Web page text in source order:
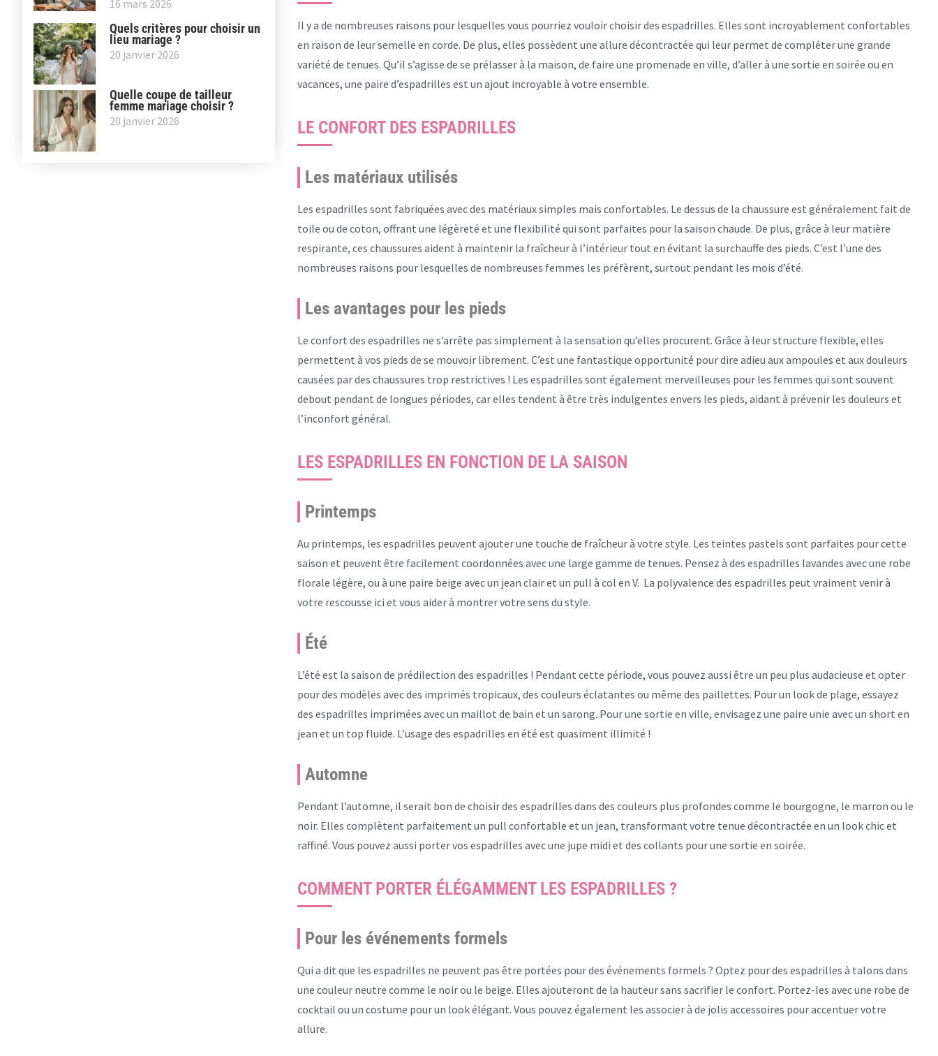
16 mars 2026
Quels critères pour choisir un
lieu mariage ?
20 janvier 2026
Quelle coupe de tailleur
femme mariage choisir ?
20 janvier 2026
Il y a de nombreuses raisons pour lesquelles vous pourriez vouloir choisir des espadrilles. Elles sont incroyablement confortables
en raison de leur semelle en corde. De plus, elles possèdent une allure décontractée qui leur permet de compléter une grande
variété de tenues. Qu’il s’agisse de se prélasser à la maison, de faire une promenade en ville, d’aller à une sortie en soirée ou en
vacances, une paire d’espadrilles est un ajout incroyable à votre ensemble.
LE CONFORT DES ESPADRILLES
Les matériaux utilisés
Les espadrilles sont fabriquées avec des matériaux simples mais confortables. Le dessus de la chaussure est généralement fait de
toile ou de coton, offrant une légèreté et une flexibilité qui sont parfaites pour la saison chaude. De plus, grâce à leur matière
respirante, ces chaussures aident à maintenir la fraîcheur à l’intérieur tout en évitant la surchauffe des pieds. C’est l’une des
nombreuses raisons pour lesquelles de nombreuses femmes les préfèrent, surtout pendant les mois d’été.
Les avantages pour les pieds
Le confort des espadrilles ne s’arrête pas simplement à la sensation qu’elles procurent. Grâce à leur structure flexible, elles
permettent à vos pieds de se mouvoir librement. C’est une fantastique opportunité pour dire adieu aux ampoules et aux douleurs
causées par des chaussures trop restrictives ! Les espadrilles sont également merveilleuses pour les femmes qui sont souvent
debout pendant de longues périodes, car elles tendent à être très indulgentes envers les pieds, aidant à prévenir les douleurs et
l’inconfort général.
LES ESPADRILLES EN FONCTION DE LA SAISON
Printemps
Au printemps, les espadrilles peuvent ajouter une touche de fraîcheur à votre style. Les teintes pastels sont parfaites pour cette
saison et peuvent être facilement coordonnées avec une large gamme de tenues. Pensez à des espadrilles lavandes avec une robe
florale légère, ou à une paire beige avec un jean clair et un pull à col en V. La polyvalence des espadrilles peut vraiment venir à
votre rescousse ici et vous aider à montrer votre sens du style.
Été
L’été est la saison de prédilection des espadrilles ! Pendant cette période, vous pouvez aussi être un peu plus audacieuse et opter
pour des modèles avec des imprimés tropicaux, des couleurs éclatantes ou même des paillettes. Pour un look de plage, essayez
des espadrilles imprimées avec un maillot de bain et un sarong. Pour une sortie en ville, envisagez une paire unie avec un short en
jean et un top fluide. L’usage des espadrilles en été est quasiment illimité !
Automne
Pendant l’automne, il serait bon de choisir des espadrilles dans des couleurs plus profondes comme le bourgogne, le marron ou le
noir. Elles complètent parfaitement un pull confortable et un jean, transformant votre tenue décontractée en un look chic et
raffiné. Vous pouvez aussi porter vos espadrilles avec une jupe midi et des collants pour une sortie en soirée.
COMMENT PORTER ÉLÉGAMMENT LES ESPADRILLES ?
Pour les événements formels
Qui a dit que les espadrilles ne peuvent pas être portées pour des événements formels ? Optez pour des espadrilles à talons dans
une couleur neutre comme le noir ou le beige. Elles ajouteront de la hauteur sans sacrifier le confort. Portez-les avec une robe de
cocktail ou un costume pour un look élégant. Vous pouvez également les associer à de jolis accessoires pour accentuer votre
allure.